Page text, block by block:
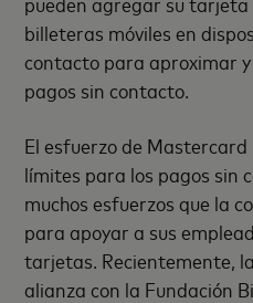
billeteras móviles en
contacto para aproximar
pagos sin contacto.
El esfuerzo de
límites para los pagos sin
muchos esfuerzos que la
para apoyar a sus
tarjetas. Recientemente,
alianza con la Fundación